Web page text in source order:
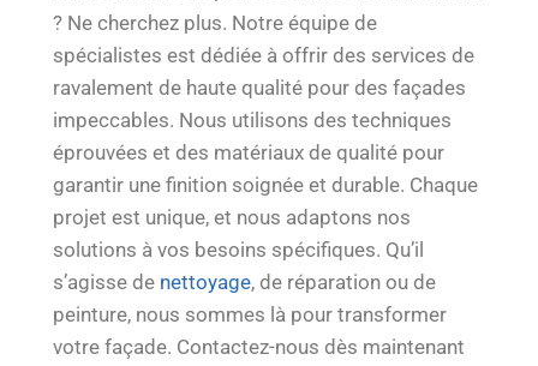
? Ne cherchez plus. Notre équipe de
spécialistes est dédiée à offrir des services de
ravalement de haute qualité pour des façades
impeccables. Nous utilisons des techniques
éprouvées et des matériaux de qualité pour
garantir une finition soignée et durable. Chaque
projet est unique, et nous adaptons nos
solutions à vos besoins spécifiques. Qu’il
s’agisse de nettoyage, de réparation ou de
peinture, nous sommes là pour transformer
votre façade. Contactez-nous dès maintenant